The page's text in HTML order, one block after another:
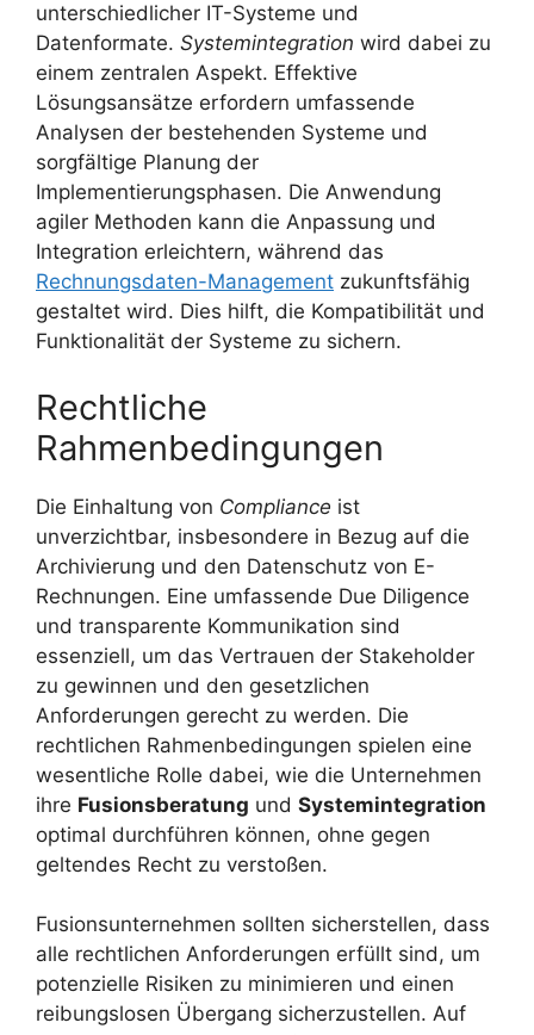
unterschiedlicher IT-Systeme und
Datenformate. Systemintegration wird dabei zu
einem zentralen Aspekt. Effektive
Lösungsansätze erfordern umfassende
Analysen der bestehenden Systeme und
sorgfältige Planung der
Implementierungsphasen. Die Anwendung
agiler Methoden kann die Anpassung und
Integration erleichtern, während das
Rechnungsdaten-Management zukunftsfähig
gestaltet wird. Dies hilft, die Kompatibilität und
Funktionalität der Systeme zu sichern.
Rechtliche
Rahmenbedingungen
Die Einhaltung von Compliance ist
unverzichtbar, insbesondere in Bezug auf die
Archivierung und den Datenschutz von E-
Rechnungen. Eine umfassende Due Diligence
und transparente Kommunikation sind
essenziell, um das Vertrauen der Stakeholder
zu gewinnen und den gesetzlichen
Anforderungen gerecht zu werden. Die
rechtlichen Rahmenbedingungen spielen eine
wesentliche Rolle dabei, wie die Unternehmen
ihre Fusionsberatung und Systemintegration
optimal durchführen können, ohne gegen
geltendes Recht zu verstoßen.
Fusionsunternehmen sollten sicherstellen, dass
alle rechtlichen Anforderungen erfüllt sind, um
potenzielle Risiken zu minimieren und einen
reibungslosen Übergang sicherzustellen. Auf